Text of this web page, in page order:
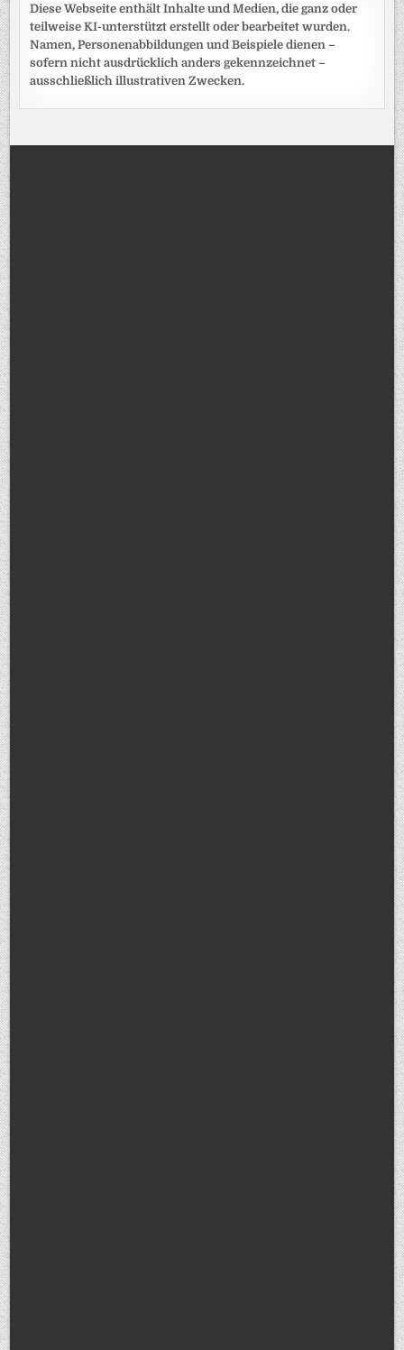
Diese Webseite enthält Inhalte und Medien, die ganz oder
teilweise KI-unterstützt erstellt oder bearbeitet wurden.
Namen, Personenabbildungen und Beispiele dienen –
sofern nicht ausdrücklich anders gekennzeichnet –
ausschließlich illustrativen Zwecken.